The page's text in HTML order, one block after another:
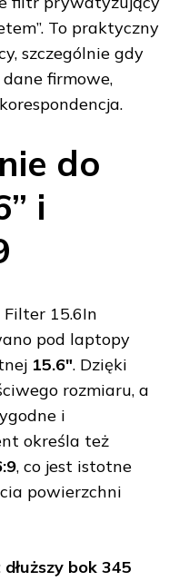
To praktyczny
szczególnie gdy
firmowe,
do
i
15.6In
pod laptopy
15.6″. Dzięki
rozmiaru, a
i
określa też
, co jest istotne
powierzchni
dłuższy bok 345